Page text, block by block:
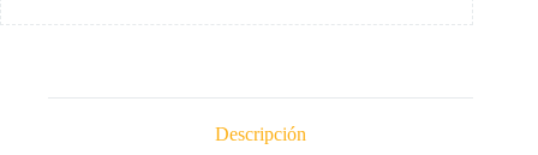
Descripción